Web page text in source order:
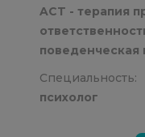
ACT - терапия
поведенческая
Специальность:
психолог